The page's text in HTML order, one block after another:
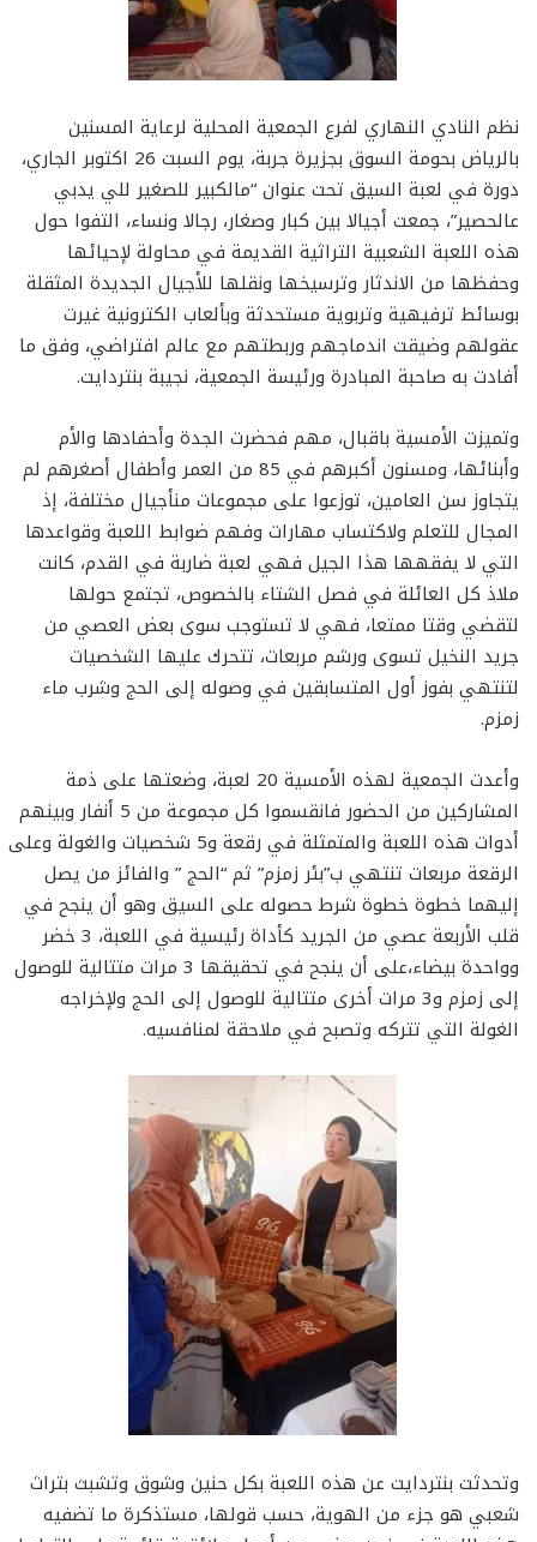
نظم النادي النهاري لفرع الجمعية المحلية لرعاية المسنين
بالرياض بحومة السوق بجزيرة جربة، يوم السبت 26 اكتوبر الجاري،
دورة في لعبة السيق تحت عنوان “مالكبير للصغير للي يدبي
عالحصير”، جمعت أجيالا بين كبار وصغار، رجالا ونساء، التفوا حول
هذه اللعبة الشعبية التراثية القديمة في محاولة لإحيائها
وحفظها من الاندثار وترسيخها ونقلها للأجيال الجديدة المثقلة
بوسائط ترفيهية وتربوية مستحدثة وبألعاب الكترونية غيرت
عقولهم وضيقت اندماجهم وربطتهم مع عالم افتراضي، وفق ما
أفادت به صاحبة المبادرة ورئيسة الجمعية، نجيبة بنتردايت.
وتميزت الأمسية باقبال، مهم فحضرت الجدة وأحفادها والأم
وأبنائها، ومسنون أكبرهم في 85 من العمر وأطفال أصغرهم لم
يتجاوز سن العامين، توزعوا على مجموعات منأجيال مختلفة، إذ
المجال للتعلم ولاكتساب مهارات وفهم ضوابط اللعبة وقواعدها
التي لا يفقهها هذا الجيل فهي لعبة ضاربة في القدم، كانت
ملاذ كل العائلة في فصل الشتاء بالخصوص، تجتمع حولها
لتقضي وقتا ممتعا، فهي لا تستوجب سوى بعض العصي من
جريد النخيل تسوى ورشم مربعات، تتحرك عليها الشخصيات
لتنتهي بفوز أول المتسابقين في وصوله إلى الحج وشرب ماء
زمزم.
وأعدت الجمعية لهذه الأمسية 20 لعبة، وضعتها على ذمة
المشاركين من الحضور فانقسموا كل مجموعة من 5 أنفار وبينهم
أدوات هذه اللعبة والمتمثلة في رقعة و5 شخصيات والغولة وعلى
الرقعة مربعات تنتهي ب”بئر زمزم” ثم “الحج ” والفائز من يصل
إليهما خطوة خطوة شرط حصوله على السيق وهو أن ينجح في
قلب الأربعة عصي من الجريد كأداة رئيسية في اللعبة، 3 خضر
وواحدة بيضاء،على أن ينجح في تحقيقها 3 مرات متتالية للوصول
إلى زمزم و3 مرات أخرى متتالية للوصول إلى الحج ولإخراجه
الغولة التي تتركه وتصبح في ملاحقة لمنافسيه.
وتحدثت بنتردايت عن هذه اللعبة بكل حنين وشوق وتشبث بتراث
شعبي هو جزء من الهوية، حسب قولها، مستذكرة ما تضفيه